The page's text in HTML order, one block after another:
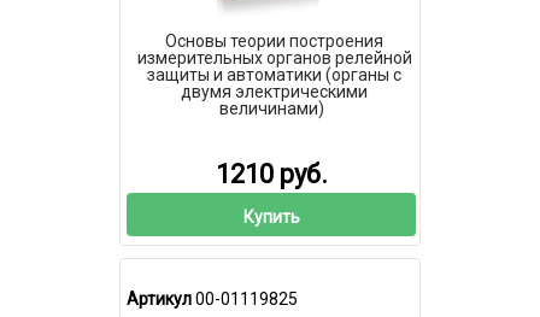
Основы теории построения
измерительных органов релейной
защиты и автоматики (органы с
двумя электрическими
величинами)
1210 руб.
Купить
Артикул00-01119825